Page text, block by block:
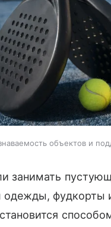
объектов и
занимать
одежды, фудкорты